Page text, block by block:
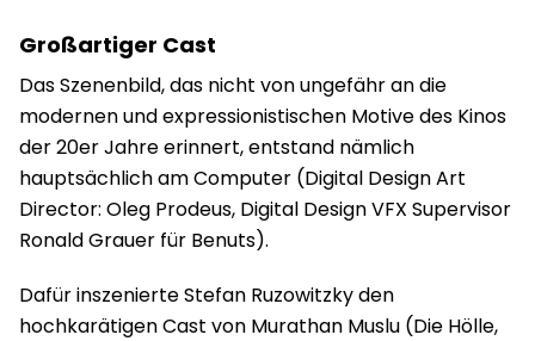
Großartiger Cast
Das Szenenbild, das nicht von ungefähr an die
modernen und expressionistischen Motive des Kinos
der 20er Jahre erinnert, entstand nämlich
hauptsächlich am Computer (Digital Design Art
Director: Oleg Prodeus, Digital Design VFX Supervisor
Ronald Grauer für Benuts).
Dafür inszenierte Stefan Ruzowitzky den
hochkarätigen Cast von Murathan Muslu (Die Hölle,